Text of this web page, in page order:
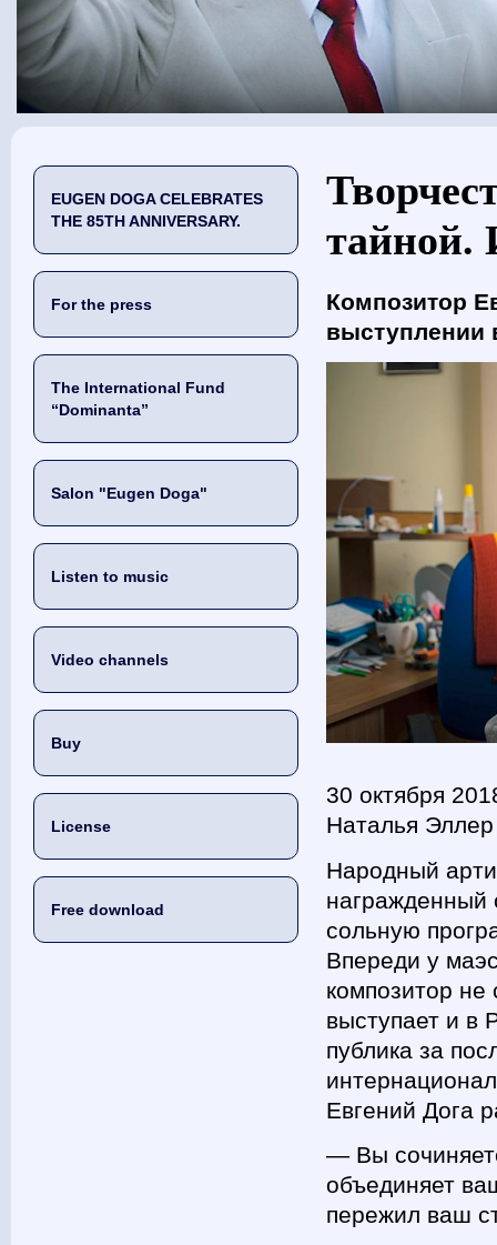
EUGEN DOGA CELEBRATES
THE 85TH ANNIVERSARY.
For the press
The International Fund
“Dominanta”
Salon "Eugen Doga"
Listen to music
Video channels
Buy
License
Free download
You are here
тайной.
Композитор
выступлении
30 октября
Наталья Эллер
Народный
награжденный
сольную
Впереди у
композитор не
выступает и в
публика за
Евгений Дога
― Вы
объединяет
пережил ваш